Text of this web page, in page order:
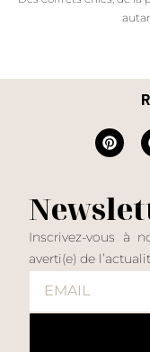
Inscrivez-vous à
averti(e) de